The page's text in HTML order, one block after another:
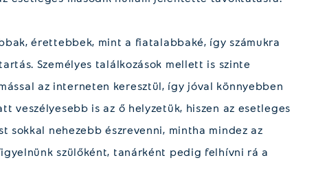
érettebbek, mint a fiatalabbaké, így számukra
Személyes találkozások mellett is szinte
az interneten keresztül, így jóval könnyebben
veszélyesebb is az ő helyzetük, hiszen az esetleges
sokkal nehezebb észrevenni, mintha mindez az
szülőként, tanárként pedig felhívni rá a